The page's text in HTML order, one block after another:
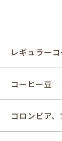
レギュラー
コーヒー豆
コロンビア